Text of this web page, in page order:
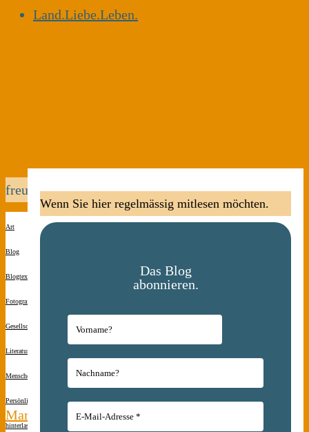
Land.Liebe.Leben.
freundschaft
Art
Blog
Blogtexte
Fotografie
Gesellschaft
Literatur
Menschen(s)kinder
Persönliches Kommentar
hinterlassen
Martin
Wenn Sie hier regelmässig mitlesen möchten.
Das Blog
abonnieren.